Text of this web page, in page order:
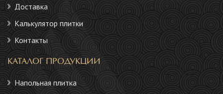
Доставка
Калькулятор плитки
Контакты
КАТАЛОГ ПРОДУКЦИИ
Напольная плитка